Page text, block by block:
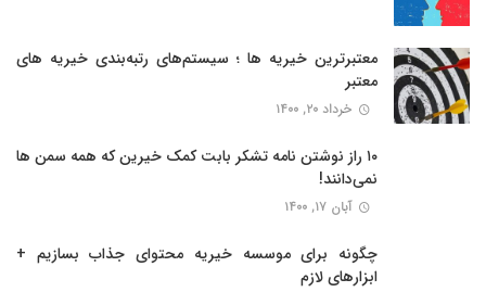
معتبرترین خیریه ها ؛ سیستم‌های رتبه‌‌بندی خیریه های
معتبر
خرداد ۲۰, ۱۴۰۰
۱۰ راز نوشتن نامه تشکر بابت کمک خیرین که همه سمن ها
نمی‌دانند!
آبان ۱۷, ۱۴۰۰
چگونه برای موسسه خیریه محتوای جذاب بسازیم +
ابزارهای لازم